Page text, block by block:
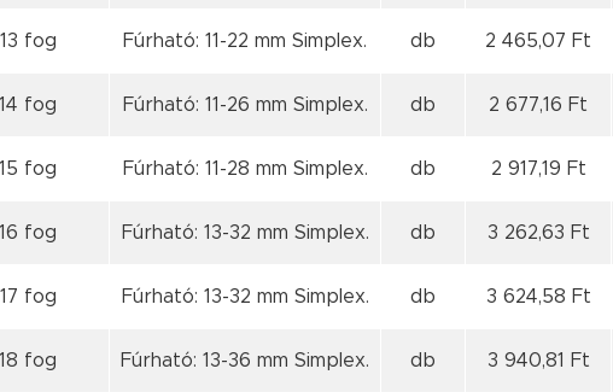
13 fog Fúrható: 11-22 mm Simplex. db 2 465,07 Ft
14 fog Fúrható: 11-26 mm Simplex. db 2 677,16 Ft
15 fog Fúrható: 11-28 mm Simplex. db 2 917,19 Ft
16 fog Fúrható: 13-32 mm Simplex. db 3 262,63 Ft
17 fog Fúrható: 13-32 mm Simplex. db 3 624,58 Ft
18 fog Fúrható: 13-36 mm Simplex. db 3 940,81 Ft